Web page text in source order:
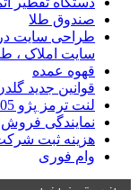
صندوق طلا
طراحی سایت
سایت املاک ،
قهوه عمده
قوانین جدید
لنت ترمز پژو 405
نمایندگی
هزینه ثبت شرکت
وام فوری